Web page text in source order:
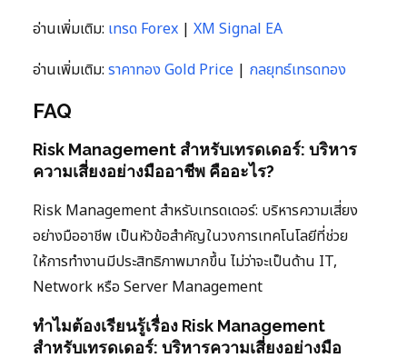
อ่านเพิ่มเติม: เทรด Forex | XM Signal EA
อ่านเพิ่มเติม: ราคาทอง Gold Price | กลยุทธ์เทรดทอง
FAQ
Risk Management สำหรับเทรดเดอร์: บริหาร
ความเสี่ยงอย่างมืออาชีพ คืออะไร?
Risk Management สำหรับเทรดเดอร์: บริหารความเสี่ยง
อย่างมืออาชีพ เป็นหัวข้อสำคัญในวงการเทคโนโลยีที่ช่วย
ให้การทำงานมีประสิทธิภาพมากขึ้น ไม่ว่าจะเป็นด้าน IT,
Network หรือ Server Management
ทำไมต้องเรียนรู้เรื่อง Risk Management
สำหรับเทรดเดอร์: บริหารความเสี่ยงอย่างมือ